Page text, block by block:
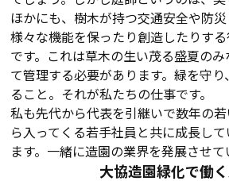
ほかにも、樹木が持つ交通安全や防
様々な機能を保ったり創造したりす
です。これは草木の生い茂る盛夏の
て管理する必要があります。緑を守
ること。それが私たちの仕事です。
私も先代から代表を引継いで数年の
ら入ってくる若手社員と共に成長し
ます。一緒に造園の業界を発展させて
大協造園緑化で働